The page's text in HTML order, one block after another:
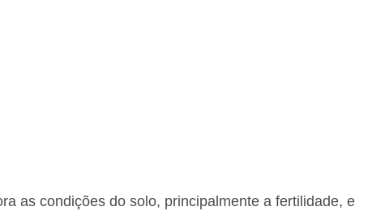
as condições do solo, principalmente a fertilidade, e